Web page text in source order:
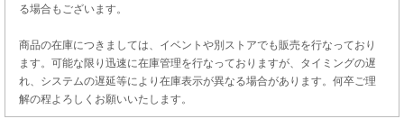
る場合もございます。
商品の在庫につきましては、イベントや別ストアでも販売を行なっており
ます。可能な限り迅速に在庫管理を行なっておりますが、タイミングの遅
れ、システムの遅延等により在庫表示が異なる場合があります。何卒ご理
解の程よろしくお願いいたします。